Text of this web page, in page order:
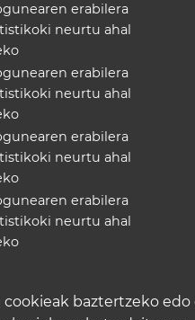
erabilera
neurtu ahal
erabilera
neurtu ahal
erabilera
neurtu ahal
erabilera
neurtu ahal
baztertzeko edo